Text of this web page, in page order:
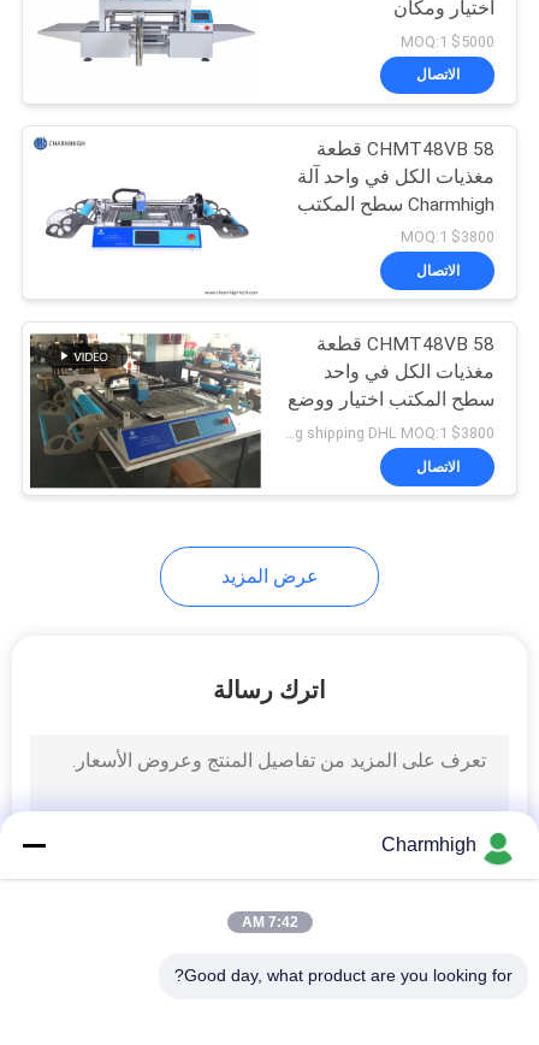
اختيار ومكان
CHMT510LP4 1.2m
شريط LED صغير SMT آلة
$5000 MOQ:1
الاتصال
CHMT48VB 58 قطعة
مغذيات الكل في واحد آلة
Charmhigh سطح المكتب
صغيرة
$3800 MOQ:1
الاتصال
CHMT48VB 58 قطعة
مغذيات الكل في واحد
سطح المكتب اختيار ووضع
آلة SMT آلة صغيرة
$3800 including shipping DHL MOQ:1
الاتصال
عرض المزيد
اترك رسالة
Charmhigh
7:42 AM
Good day, what product are you looking for?